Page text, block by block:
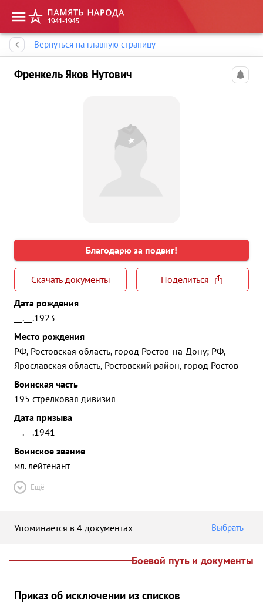
Вернуться на главную страницу
Френкель Яков Нутович
Благодарю за подвиг!
Скачать документы
Поделиться
Дата рождения
__.__.1923
Место рождения
РФ, Ростовская область, город Ростов-на-Дону; РФ,
Ярославская область, Ростовский район, город Ростов
Воинская часть
195 стрелковая дивизия
Дата призыва
__.__.1941
Воинское звание
мл. лейтенант
Ещё
Упоминается в 4 документах Выбрать
Боевой путь и документы
Приказ об исключении из списков
Память народа